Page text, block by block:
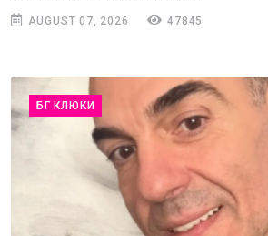
AUGUST 07, 2026 47845
БГ КЛЮКИ